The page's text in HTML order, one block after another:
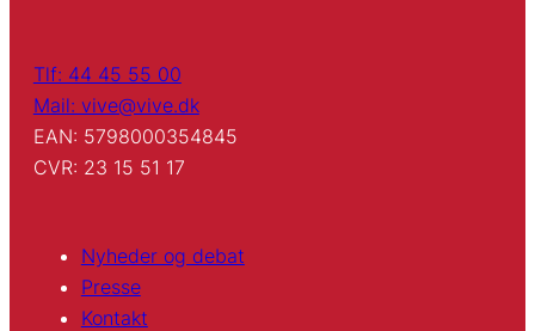
Tlf: 44 45 55 00
Mail: vive@vive.dk
EAN: 5798000354845
CVR: 23 15 51 17
Nyheder og debat
Presse
Kontakt